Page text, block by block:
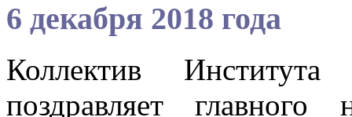
6 декабря 2018 года
Коллектив
поздравляет главного